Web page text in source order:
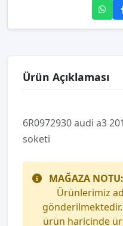
Ürün Açıklaması
6R0972930 audi a3
soketi
MAĞAZA NOTU:
Ürünlerimiz
gönderilmektedir.
ürün haricinde